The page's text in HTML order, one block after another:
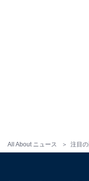
All About ニュース 注目
ケルヒャー(Karcher)
簡単接続 付属品充